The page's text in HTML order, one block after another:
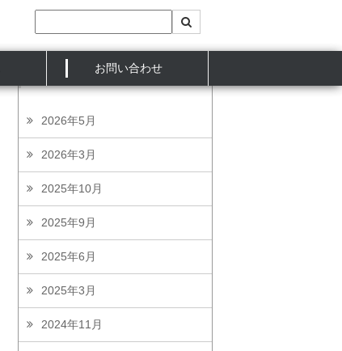
お問い合わせ
2026年5月
2026年3月
2025年10月
2025年9月
2025年6月
2025年3月
2024年11月